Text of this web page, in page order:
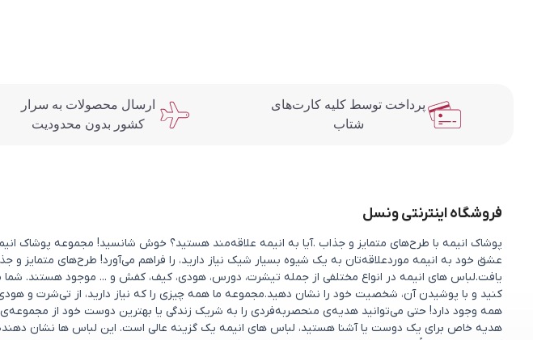
پرداخت توسط کلیه کارت‌های
شتاب
ارسال محصولات به سرار
کشور بدون محدودیت
فروشگاه اینترنتی ونسل
پوشاک انیمه با طرح‌های متمایز و جذاب .آیا به انیمه علاقه‌مند هستید؟ خوش شانسید! مجموعه پوشاک
عشق خود به انیمه موردعلاقه‌تان به یک شیوه بسیار شیک نیاز دارید، را فراهم می‌آورد! طرح‌های متمایز و
یافت.لباس های انیمه در انواع مختلفی از جمله تیشرت، دورس، هودی، کیف، کفش و ... موجود هستند. شما
کنید و با پوشیدن آن، شخصیت خود را نشان دهید.مجموعه ما همه چیزی را که نیاز دارید، از تی‌شرت و هودی
همه وجود دارد! حتی می‌توانید هدیه‌ی منحصربه‌فردی را به شریک زندگی یا بهترین دوست خود از
هدیه خاص برای یک دوست یا آشنا هستید، لباس های انیمه یک گزینه عالی است. این لباس ها نشان